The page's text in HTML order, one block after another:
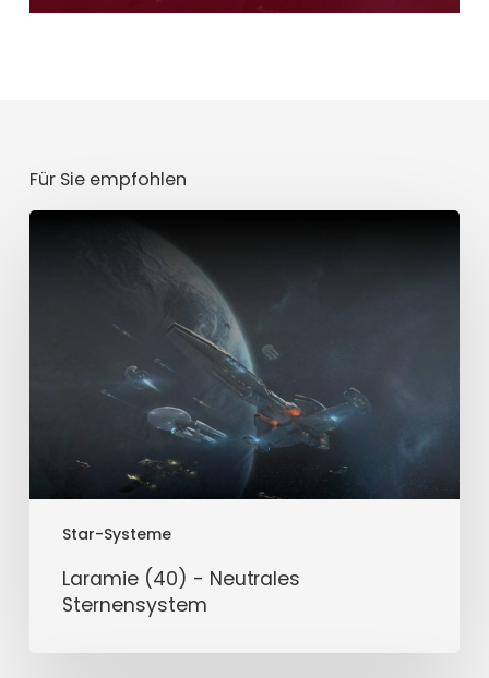
Für Sie empfohlen
Star-Systeme
Sternensystem
Laramie (40) - Neutrales
Sternensystem